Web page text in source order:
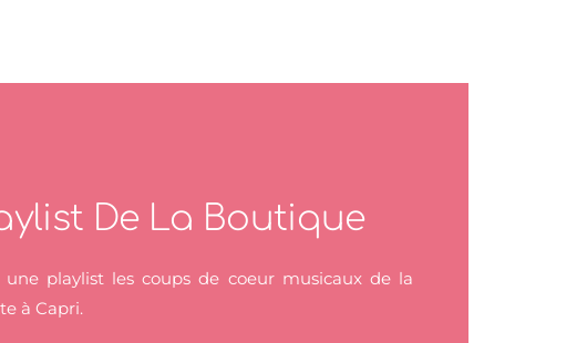
De La Boutique
une playlist les coups de coeur musicaux de la
à Capri.